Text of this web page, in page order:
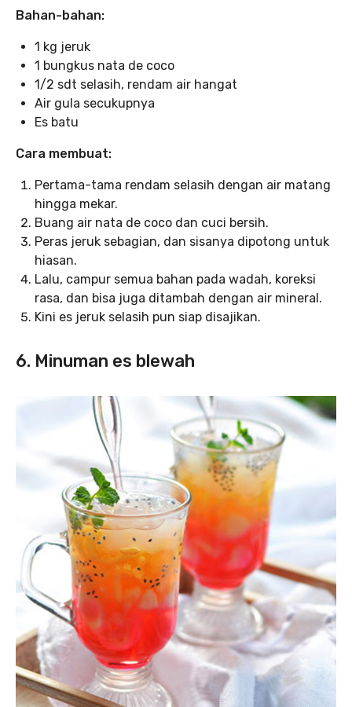
Bahan-bahan:
1 kg jeruk
1 bungkus nata de coco
1/2 sdt selasih, rendam air hangat
Air gula secukupnya
Es batu
Cara membuat:
Pertama-tama rendam selasih dengan air matang
hingga mekar.
Buang air nata de coco dan cuci bersih.
Peras jeruk sebagian, dan sisanya dipotong untuk
hiasan.
Lalu, campur semua bahan pada wadah, koreksi
rasa, dan bisa juga ditambah dengan air mineral.
Kini es jeruk selasih pun siap disajikan.
6. Minuman es blewah